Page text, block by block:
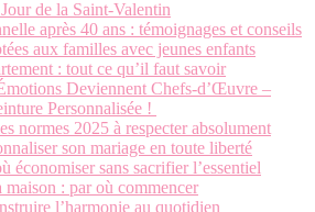
de la Saint-Valentin
après 40 ans : témoignages et conseils
aux familles avec jeunes enfants
: tout ce qu’il faut savoir
Deviennent Chefs-d’Œuvre –
Personnalisée !
normes 2025 à respecter absolument
son mariage en toute liberté
économiser sans sacrifier l’essentiel
: par où commencer
l’harmonie au quotidien